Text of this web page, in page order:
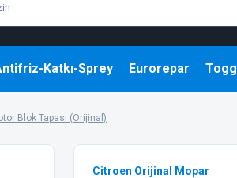
Katkı-Sprey Eurorepar Togg
Blok Tapası (Orijinal)
Citroen Orijinal Mopar